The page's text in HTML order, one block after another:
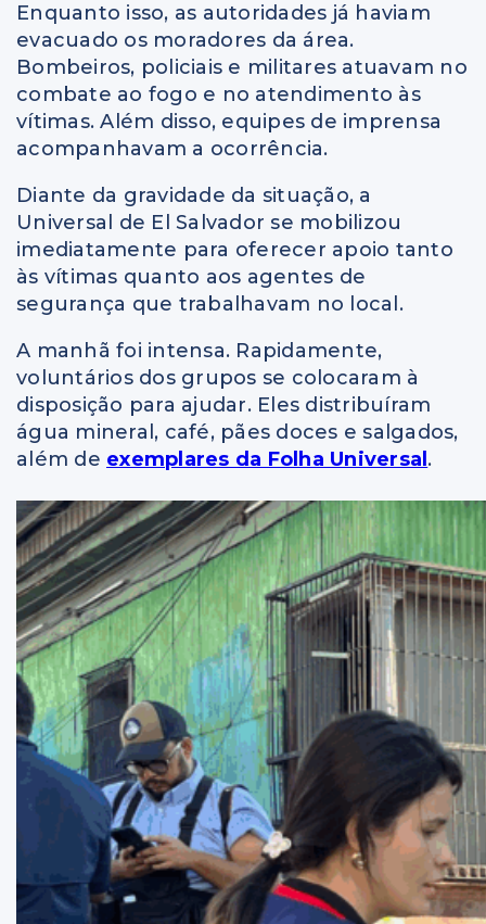
Enquanto isso, as autoridades já haviam
evacuado os moradores da área.
Bombeiros, policiais e militares atuavam no
combate ao fogo e no atendimento às
vítimas. Além disso, equipes de imprensa
acompanhavam a ocorrência.
Diante da gravidade da situação, a
Universal de El Salvador se mobilizou
imediatamente para oferecer apoio tanto
às vítimas quanto aos agentes de
segurança que trabalhavam no local.
A manhã foi intensa. Rapidamente,
voluntários dos grupos se colocaram à
disposição para ajudar. Eles distribuíram
água mineral, café, pães doces e salgados,
além de exemplares da Folha Universal .